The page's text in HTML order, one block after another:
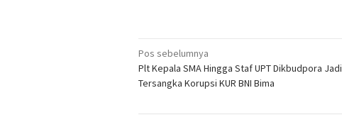
Navigasi
pos
Pos sebelumnya
Plt Kepala SMA Hingga Staf UPT Dikbudpora Jadi
Tersangka Korupsi KUR BNI Bima